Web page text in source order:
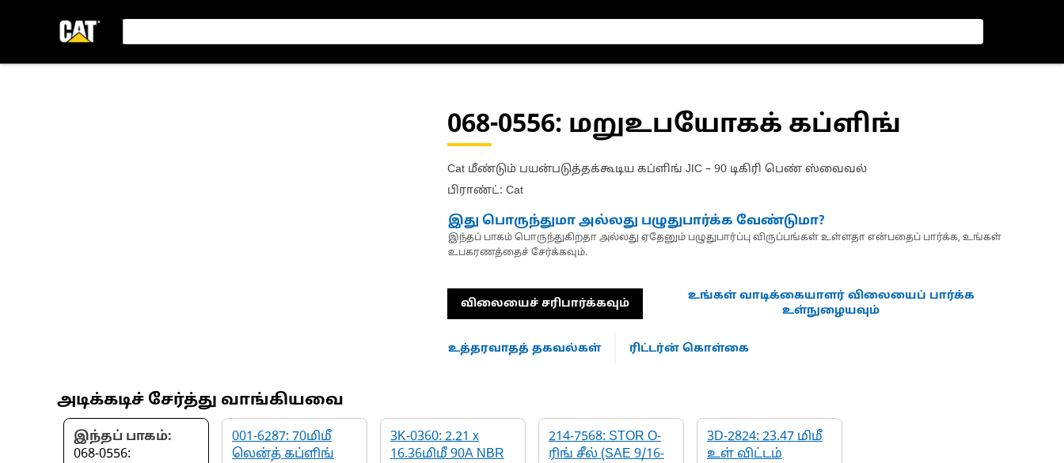
068-0556: மறுஉபயோகக் கப்ளிங்
Cat மீண்டும் பயன்படுத்தக்கூடிய கப்ளிங் JIC – 90 டிகிரி பெண் ஸ்வைவல்
பிராண்ட்: Cat
இது பொருந்துமா அல்லது பழுதுபார்க்க வேண்டுமா?
இந்தப் பாகம் பொருந்துகிறதா அல்லது ஏதேனும் பழுதுபார்ப்பு விருப்பங்கள் உள்ளதா என்பதைப் பார்க்க, உங்கள்
உபகரணத்தைச் சேர்க்கவும்.
விலையைச் சரிபார்க்கவும்
உங்கள் வாடிக்கையாளர் விலையைப் பார்க்க
உள்நுழையவும்
உத்தரவாதத் தகவல்கள் ரிட்டர்ன் கொள்கை
அடிக்கடிச் சேர்த்து வாங்கியவை
இந்தப் பாகம்:
068-0556:
001-6287: 70மிமீ
லென்த் கப்ளிங்
3K-0360: 2.21 x
16.36மிமீ 90A NBR
214-7568: STOR O-
ரிங் சீல் (SAE 9/16-
3D-2824: 23.47 மிமீ
உள் விட்டம்